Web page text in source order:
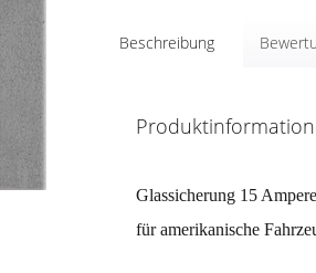
Beschreibung
Glassicherung 15 Ampere
für amerikanische